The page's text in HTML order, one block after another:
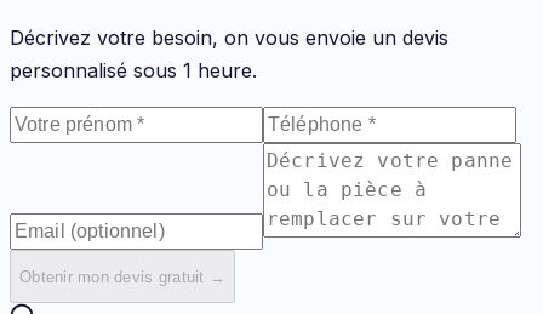
Décrivez votre besoin, on vous envoie un devis
personnalisé sous 1 heure.
Obtenir mon devis gratuit →